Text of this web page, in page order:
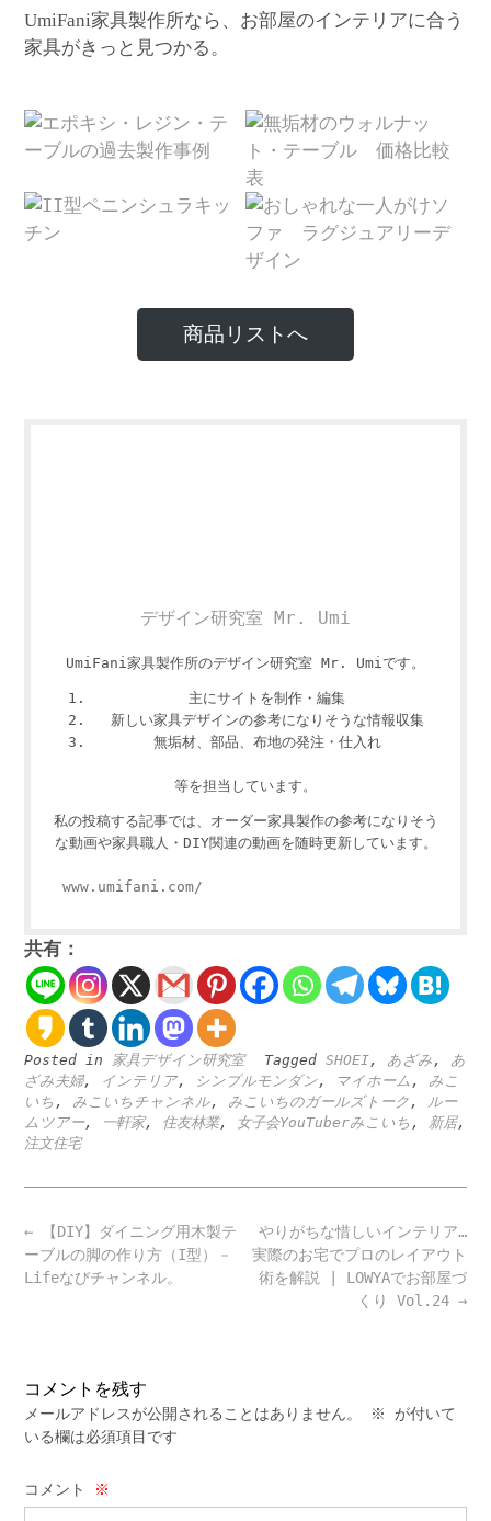
UmiFani家具製作所なら、お部屋のインテリアに合う
家具がきっと見つかる。
商品リストへ
デザイン研究室 Mr. Umi
UmiFani家具製作所のデザイン研究室 Mr. Umiです。
主にサイトを制作・編集
新しい家具デザインの参考になりそうな情報収集
無垢材、部品、布地の発注・仕入れ
等を担当しています。
私の投稿する記事では、オーダー家具製作の参考になりそう
な動画や家具職人・DIY関連の動画を随時更新しています。
www.umifani.com/
共有：
Posted in 家具デザイン研究室 Tagged SHOEI, あざみ , あ
ざみ夫婦, インテリア, シンプルモンダン, マイホーム , みこ
いち , みこいちチャンネル, みこいちのガールズトーク ,
ルー
ムツアー, 一軒家, 住友林業, 女子会YouTuberみこいち , 新居,
注文住宅
Post
navigation
やりがちな惜しいインテリア…
実際のお宅でプロのレイアウト
術を解説 | LOWYAでお部屋づ
くり Vol.24 →
← 【DIY】ダイニング用木製テ
ーブルの脚の作り方（I型）－
Lifeなびチャンネル。
コメントを残す
メールアドレスが公開されることはありません。 ※
が付いて
いる欄は必須項目です
コメント ※